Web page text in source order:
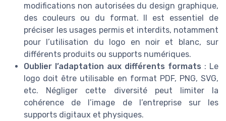
modifications non autorisées du design graphique,
des couleurs ou du format. Il est essentiel de
préciser les usages permis et interdits, notamment
pour l’utilisation du logo en noir et blanc, sur
différents produits ou supports numériques.
Oublier l’adaptation aux différents formats : Le
logo doit être utilisable en format PDF, PNG, SVG,
etc. Négliger cette diversité peut limiter la
cohérence de l’image de l’entreprise sur les
supports digitaux et physiques.